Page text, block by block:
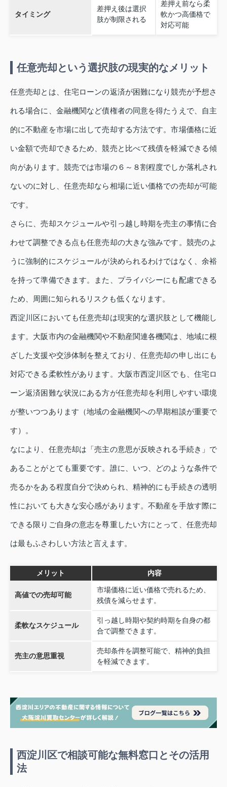
タイミング
差押え後は選択
肢が制限される
差押え前なら柔
軟かつ高価格で
対応可能
任意売却という選択肢の現実的なメリット
任意売却とは、住宅ローンの返済が困難になり競売が予想さ
れる場合に、金融機関など債権者の同意を得たうえで、自主
的に不動産を市場に出して売却する方法です。市場価格に近
い金額で売却できるため、競売と比べて残債を軽減できる傾
向があります。競売では市場の６～８割程度でしか落札され
ないのに対し、任意売却なら相場に近い価格での売却が可能
です。
さらに、売却スケジュールや引っ越し時期を売主の事情に合
わせて調整できる点も任意売却の大きな強みです。競売のよ
うに強制的にスケジュールが決められるわけではなく、余裕
を持って準備できます。また、プライバシーにも配慮できる
ため、周囲に知られるリスクも低くなります。
西淀川区においても任意売却は現実的な選択肢として機能し
ます。大阪市内の金融機関や不動産関連各機関は、地域に根
ざした支援や交渉体制を整えており、任意売却の申し出にも
対応できる柔軟性があります。大阪市西淀川区でも、住宅ロ
ーン返済困難な状況にある方が任意売却を利用しやすい環境
が整いつつあります（地域の金融機関への早期相談が重要で
す）。
なにより、任意売却は「売主の意思が反映される手続き」で
あることがとても重要です。誰に、いつ、どのような条件で
売るかをある程度自分で決められ、精神的にも手続きの透明
性においても大きな安心感があります。不動産を手放す際に
できる限りご自身の意志を尊重したい方にとって、任意売却
は最もふさわしい方法と言えます。
メリット 内容
高値での売却可能
市場価格に近い価格で売れるため、
残債を減らせます。
柔軟なスケジュール
引っ越し時期や契約時期を自身の都
合で調整できます。
売主の意思重視
売却条件を調整可能で、精神的負担
を軽減できます。
西淀川区で相談可能な無料窓口とその活用
法